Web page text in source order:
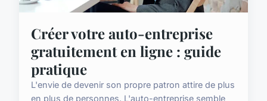
Créer votre auto-entreprise
gratuitement en ligne : guide
pratique
L'envie de devenir son propre patron attire de plus
en plus de personnes. L'auto-entreprise semble